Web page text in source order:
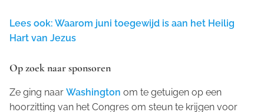
Lees ook: Waarom juni toegewijd is aan het Heilig
Hart van Jezus
Op zoek naar sponsoren
Ze ging naar Washington om te getuigen op een
hoorzitting van het Congres om steun te krijgen voor